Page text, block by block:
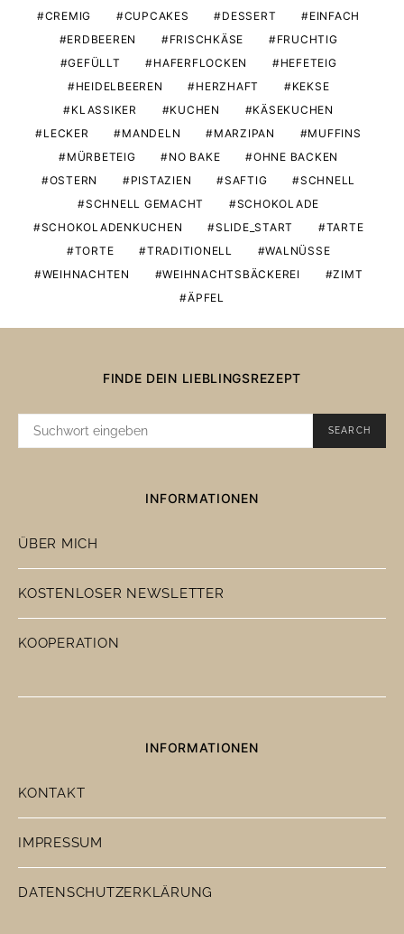
CREMIG
CUPCAKES DESSERT
EINFACH
ERDBEEREN
FRISCHKÄSE
FRUCHTIG
GEFÜLLT
HAFERFLOCKEN
HEFETEIG
HEIDELBEEREN
HERZHAFT
KEKSE
KLASSIKER
KUCHEN
KÄSEKUCHEN
LECKER
MANDELN MARZIPAN
MUFFINS
MÜRBETEIG
NO BAKE
OHNE BACKEN
OSTERN
PISTAZIEN SAFTIG
SCHNELL
SCHNELL GEMACHT
SCHOKOLADE
SCHOKOLADENKUCHEN
SLIDE_START
TARTE
TORTE
TRADITIONELL
WALNÜSSE
WEIHNACHTEN
WEIHNACHTSBÄCKEREI
ZIMT
ÄPFEL
FINDE DEIN LIEBLINGSREZEPT
SUCHE
SEARCH
INFORMATIONEN
ÜBER MICH
KOSTENLOSER NEWSLETTER
KOOPERATION
INFORMATIONEN
KONTAKT
IMPRESSUM
DATENSCHUTZERKLÄRUNG